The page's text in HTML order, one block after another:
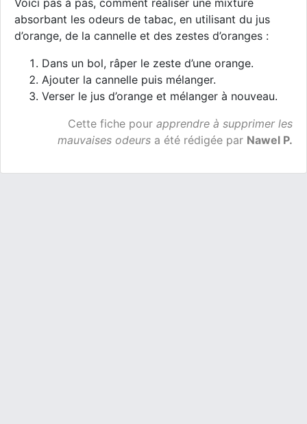
Voici pas à pas, comment réaliser une mixture
absorbant les odeurs de tabac, en utilisant du jus
d’orange, de la cannelle et des zestes d’oranges :
Dans un bol, râper le zeste d’une orange.
Ajouter la cannelle puis mélanger.
Verser le jus d’orange et mélanger à nouveau.
Cette fiche pour apprendre à supprimer les
mauvaises odeurs a été rédigée par Nawel P.